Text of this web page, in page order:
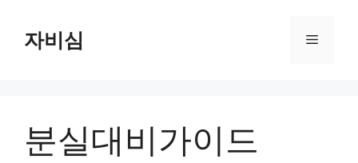
자비심 메
분실대비가이드